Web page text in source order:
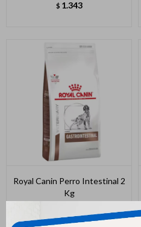
$ 1.343
Royal Canin Perro Intestinal 2
Kg